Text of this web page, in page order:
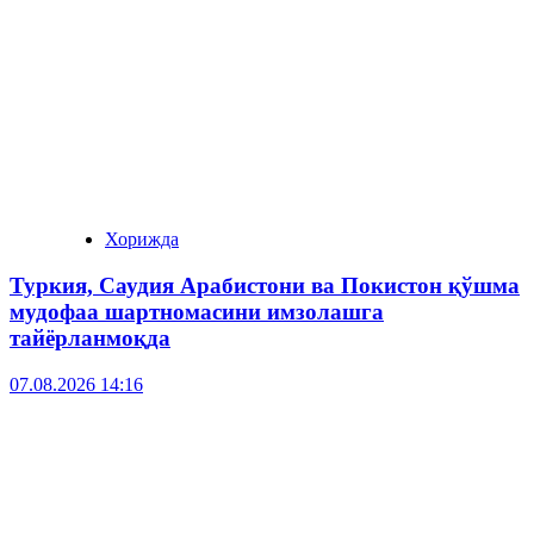
Хорижда
Туркия, Саудия Арабистони ва Покистон қўшма
мудофаа шартномасини имзолашга
тайёрланмоқда
07.08.2026 14:16